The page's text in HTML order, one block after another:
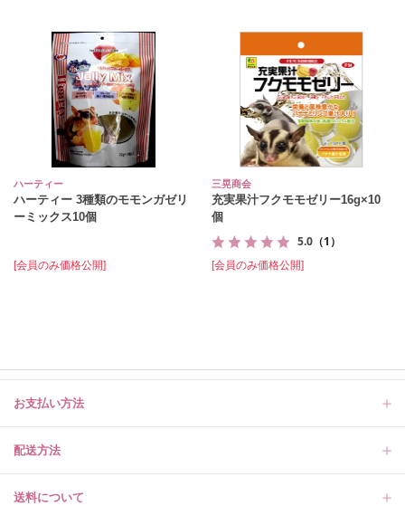
ハーティー
ハーティー 3種類のモモンガゼリ
ーミックス10個
[会員のみ価格公開]
三晃商会
充実果汁フクモモゼリー16g×10
個
5.0 （1）
[会員のみ価格公開]
お支払い方法
配送方法
送料について